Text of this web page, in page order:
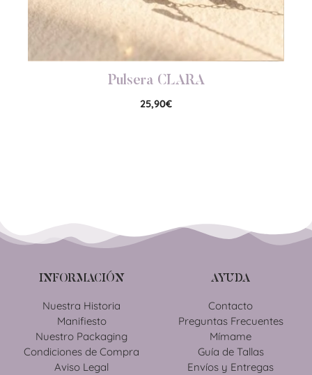
Pulsera CLARA
25,90€
INFORMACIÓN
Nuestra Historia
Manifiesto
Nuestro Packaging
Condiciones de Compra
Aviso Legal
AYUDA
Contacto
Preguntas Frecuentes
Mímame
Guía de Tallas
Envíos y Entregas